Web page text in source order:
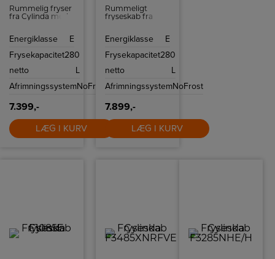
Rummelig fryser
fra Cylinda med
glashylder,
rummelig Big
Energiklasse
E
Frysekapacitet
netto
280
L
AfrimningssystemNoFrost
7.399,-
LÆG I KURV
Rummeligt
fryseskab fra
funktion og
liter.
Energiklasse
E
Frysekapacitet
netto
280
L
AfrimningssystemNoFrost
7.899,-
LÆG I KURV